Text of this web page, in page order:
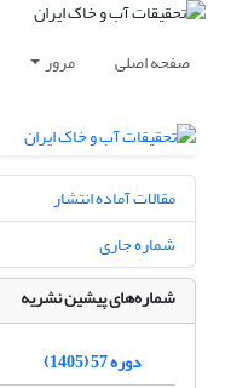
صفحه اصلی مرور
مقالات آماده انتشار
شماره جاری
شماره‌های پیشین نشریه
دوره 57 (1405)